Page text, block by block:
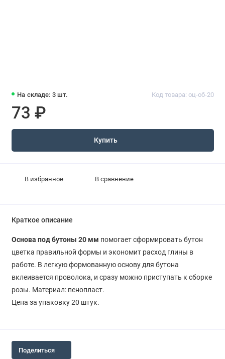
На складе: 3 шт. Код товара: оц-об-20
73 ₽
Купить
В избранное В сравнение
Краткое описание
Основа под бутоны 20 мм помогает сформировать бутон
цветка правильной формы и экономит расход глины в
работе. В легкую формованную основу для бутона
вклеивается проволока, и сразу можно приступать к сборке
розы. Материал: пенопласт.
Цена за упаковку 20 штук.
Поделиться